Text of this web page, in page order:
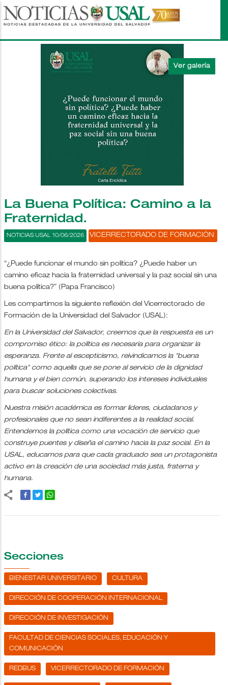
Pasar
al
principal
La Buena Política: Camino a la
Fraternidad.
VICERRECTORADO DE FORMACIÓN
NOTICIAS USAL 10/06/2026
“¿Puede funcionar el mundo sin política? ¿Puede haber un
camino eficaz hacia la fraternidad universal y la paz social sin una
buena política?” (Papa Francisco)
Les compartimos la siguiente reflexión del Vicerrectorado de
Formación de la Universidad del Salvador (USAL):
En la Universidad del Salvador, creemos que la respuesta es un
compromiso ético: la política es necesaria para organizar la
esperanza. Frente al escepticismo, reivindicamos la "buena
política" como aquella que se pone al servicio de la dignidad
humana y el bien común, superando los intereses individuales
para buscar soluciones colectivas.
Nuestra misión académica es formar líderes, ciudadanos y
profesionales que no sean indiferentes a la realidad social.
Entendemos la política como una vocación de servicio que
construye puentes y diseña el camino hacia la paz social. En la
USAL, educamos para que cada graduado sea un protagonista
activo en la creación de una sociedad más justa, fraterna y
humana.
Secciones
BIENESTAR UNIVERSITARIO CULTURA
DIRECCIÓN DE COOPERACIÓN INTERNACIONAL
DIRECCIÓN DE INVESTIGACIÓN
FACULTAD DE CIENCIAS SOCIALES, EDUCACIÓN Y
COMUNICACIÓN
REDBUS VICERRECTORADO DE FORMACIÓN